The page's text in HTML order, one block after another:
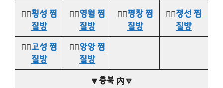
👉🏻횡성 찜
질방
👉🏻영월 찜
질방
👉🏻평창 찜
질방
👉🏻정선 찜
질방
👉🏻고성 찜
질방
👉🏻양양 찜
질방
🔽충북 內🔽